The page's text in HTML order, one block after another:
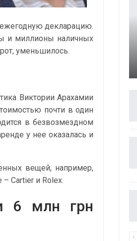
декларацию.
и миллионы наличных
уменьшилось.
Виктории Арахамии
почти в один
в безвозмездном
у нее оказалась и
вещей, например,
Cartier и Rolex.
6 млн грн